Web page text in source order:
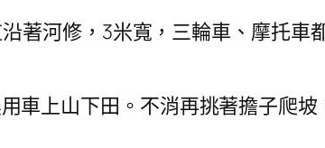
著河修，3米寬，三輪車、摩托車
車上山下田。不消再挑著擔子爬